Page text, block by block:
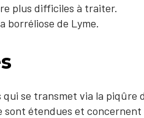
plus difficiles à traiter.
borréliose de Lyme.
se transmet via la piqûre
sont étendues et